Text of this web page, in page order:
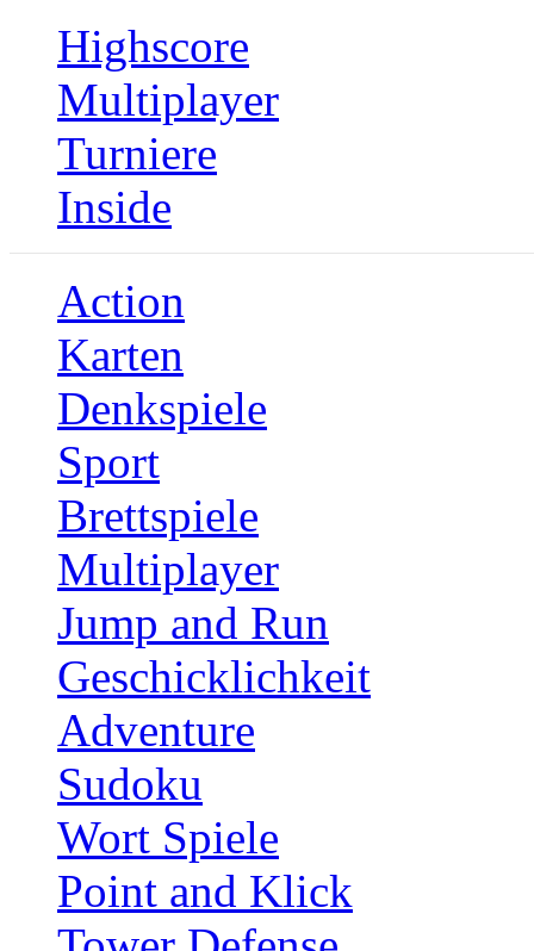
Highscore
Multiplayer
Turniere
Inside
Action
Karten
Denkspiele
Sport
Brettspiele
Multiplayer
Jump and Run
Geschicklichkeit
Adventure
Sudoku
Wort Spiele
Point and Klick